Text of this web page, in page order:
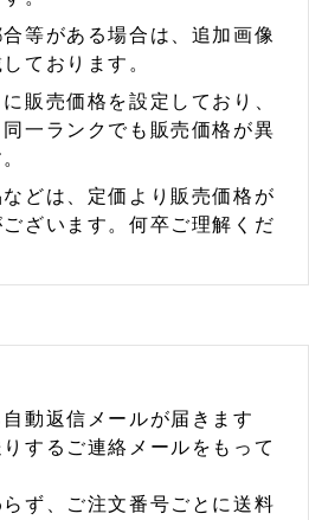
等がある場合は、追加画像
ております。
販売価格を設定しており、
一ランクでも販売価格が異
どは、定価より販売価格が
ざいます。何卒ご理解くだ
動返信メールが届きます
するご連絡メールをもって
ず、ご注文番号ごとに送料